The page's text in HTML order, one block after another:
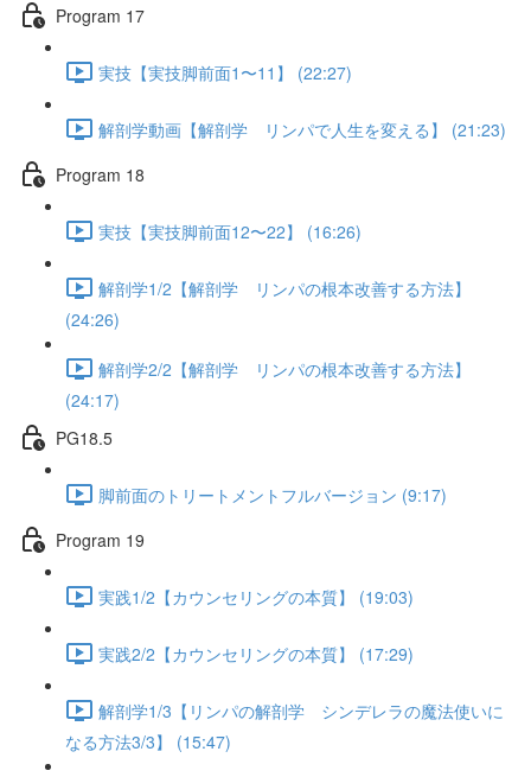
Program 17
実技【実技脚前面1〜11】 (22:27)
解剖学動画【解剖学 リンパで人生を変える】 (21:23)
Program 18
実技【実技脚前面12〜22】 (16:26)
解剖学1/2【解剖学 リンパの根本改善する方法】
(24:26)
解剖学2/2【解剖学 リンパの根本改善する方法】
(24:17)
PG18.5
脚前面のトリートメントフルバージョン (9:17)
Program 19
実践1/2【カウンセリングの本質】 (19:03)
実践2/2【カウンセリングの本質】 (17:29)
解剖学1/3【リンパの解剖学 シンデレラの魔法使いに
なる方法3/3】 (15:47)